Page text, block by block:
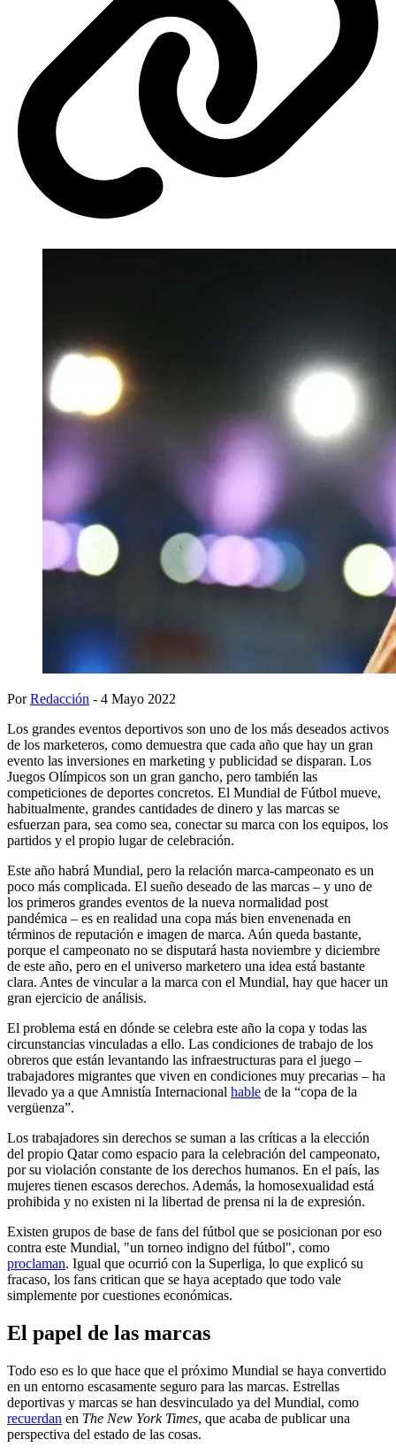
PorRedacción - 4 Mayo 2022
Los grandes eventos deportivos son uno de los más deseados activos
de los marketeros, como demuestra que cada año que hay un gran
evento las inversiones en marketing y publicidad se disparan. Los
Juegos Olímpicos son un gran gancho, pero también las
competiciones de deportes concretos. El Mundial de Fútbol mueve,
habitualmente, grandes cantidades de dinero y las marcas se
esfuerzan para, sea como sea, conectar su marca con los equipos, los
partidos y el propio lugar de celebración.
Este año habrá Mundial, pero la relación marca-campeonato es un
poco más complicada. El sueño deseado de las marcas – y uno de
los primeros grandes eventos de la nueva normalidad post
pandémica – es en realidad una copa más bien envenenada en
términos de reputación e imagen de marca. Aún queda bastante,
porque el campeonato no se disputará hasta noviembre y diciembre
de este año, pero en el universo marketero una idea está bastante
clara. Antes de vincular a la marca con el Mundial, hay que hacer un
gran ejercicio de análisis.
El problema está en dónde se celebra este año la copa y todas las
circunstancias vinculadas a ello. Las condiciones de trabajo de los
obreros que están levantando las infraestructuras para el juego –
trabajadores migrantes que viven en condiciones muy precarias – ha
llevado ya a que Amnistía Internacional hable de la “copa de la
vergüenza”.
Los trabajadores sin derechos se suman a las críticas a la elección
del propio Qatar como espacio para la celebración del campeonato,
por su violación constante de los derechos humanos. En el país, las
mujeres tienen escasos derechos. Además, la homosexualidad está
prohibida y no existen ni la libertad de prensa ni la de expresión.
Existen grupos de base de fans del fútbol que se posicionan por eso
contra este Mundial, "un torneo indigno del fútbol", como
proclaman. Igual que ocurrió con la Superliga, lo que explicó su
fracaso, los fans critican que se haya aceptado que todo vale
simplemente por cuestiones económicas.
El papel de las marcas
Todo eso es lo que hace que el próximo Mundial se haya convertido
en un entorno escasamente seguro para las marcas. Estrellas
deportivas y marcas se han desvinculado ya del Mundial, como
recuerdan en The New York Times, que acaba de publicar una
perspectiva del estado de las cosas.